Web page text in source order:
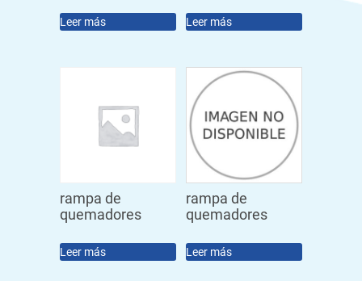
Leer más Leer más
rampa de
quemadores
Leer más
rampa de
quemadores
Leer más